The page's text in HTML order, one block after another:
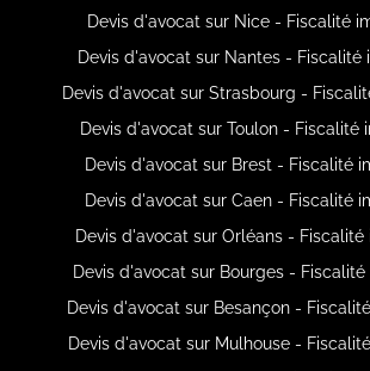
Devis d'avocat sur Nice - Fiscalité
Devis d'avocat sur Nantes - Fiscalité
Devis d'avocat sur Strasbourg -
Devis d'avocat sur Toulon - Fiscalité
Devis d'avocat sur Brest - Fiscalité
Devis d'avocat sur Caen - Fiscalité
Devis d'avocat sur Orléans -
Devis d'avocat sur Bourges -
Devis d'avocat sur Besançon -
Devis d'avocat sur Mulhouse -